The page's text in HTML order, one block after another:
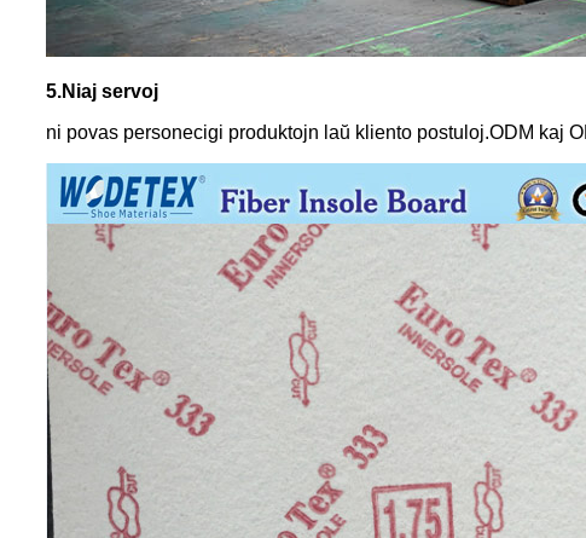
5.Niaj servoj
ni povas personecigi produktojn laŭ kliento postuloj.ODM kaj